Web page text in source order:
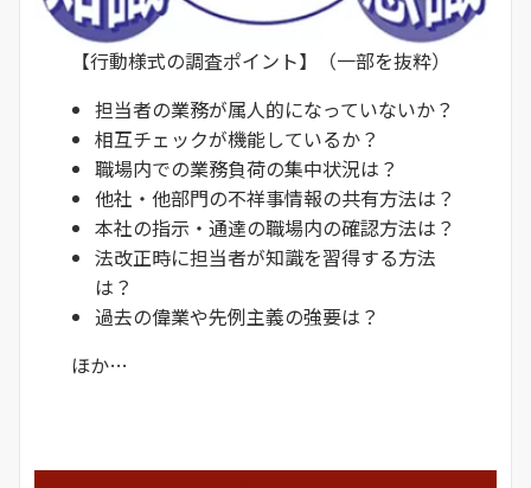
【行動様式の調査ポイント】（一部を抜粋）
担当者の業務が属人的になっていないか？
相互チェックが機能しているか？
職場内での業務負荷の集中状況は？
他社・他部門の不祥事情報の共有方法は？
本社の指示・通達の職場内の確認方法は？
法改正時に担当者が知識を習得する方法
は？
過去の偉業や先例主義の強要は？
ほか…